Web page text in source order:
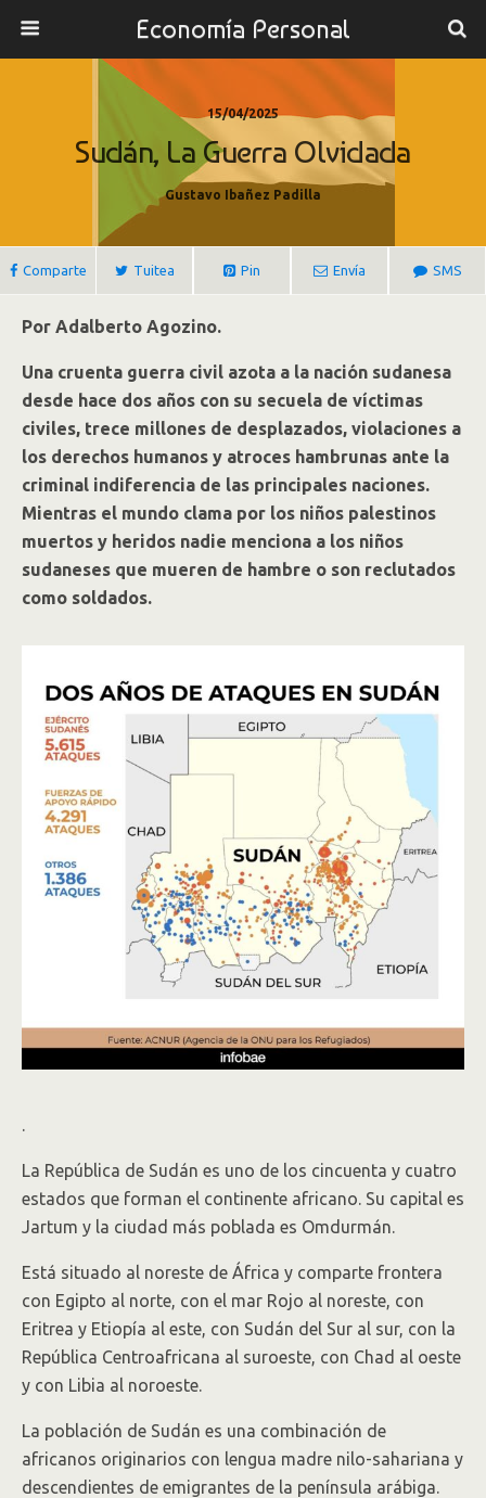
Economía Personal
15/04/2025
Sudán, La Guerra Olvidada
Gustavo Ibañez Padilla
Comparte Tuitea Pin Envía SMS
Por Adalberto Agozino.
Una cruenta guerra civil azota a la nación sudanesa
desde hace dos años con su secuela de víctimas
civiles, trece millones de desplazados, violaciones a
los derechos humanos y atroces hambrunas ante la
criminal indiferencia de las principales naciones.
Mientras el mundo clama por los niños palestinos
muertos y heridos nadie menciona a los niños
sudaneses que mueren de hambre o son reclutados
como soldados.
.
La República de Sudán​ es uno de los cincuenta y cuatro
estados que forman el continente africano. Su capital es
Jartum y la ciudad más poblada es Omdurmán.
Está situado al noreste de África y comparte frontera
con Egipto al norte, con el mar Rojo al noreste, con
Eritrea y Etiopía al este, con Sudán del Sur al sur, con la
República Centroafricana al suroeste, con Chad al oeste
y con Libia al noroeste.
La población de Sudán es una combinación de
africanos originarios con lengua madre nilo-sahariana y
descendientes de emigrantes de la península arábiga.